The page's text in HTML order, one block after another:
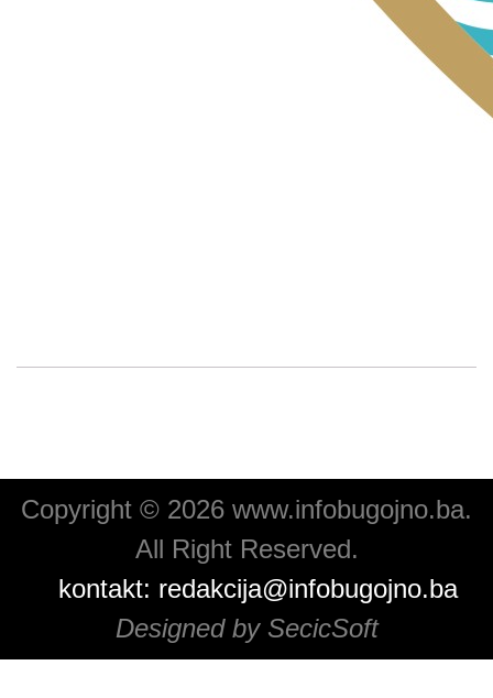
Copyright © 2026 www.infobugojno.ba.
All Right Reserved.
kontakt: redakcija@infobugojno.ba
Designed by SecicSoft